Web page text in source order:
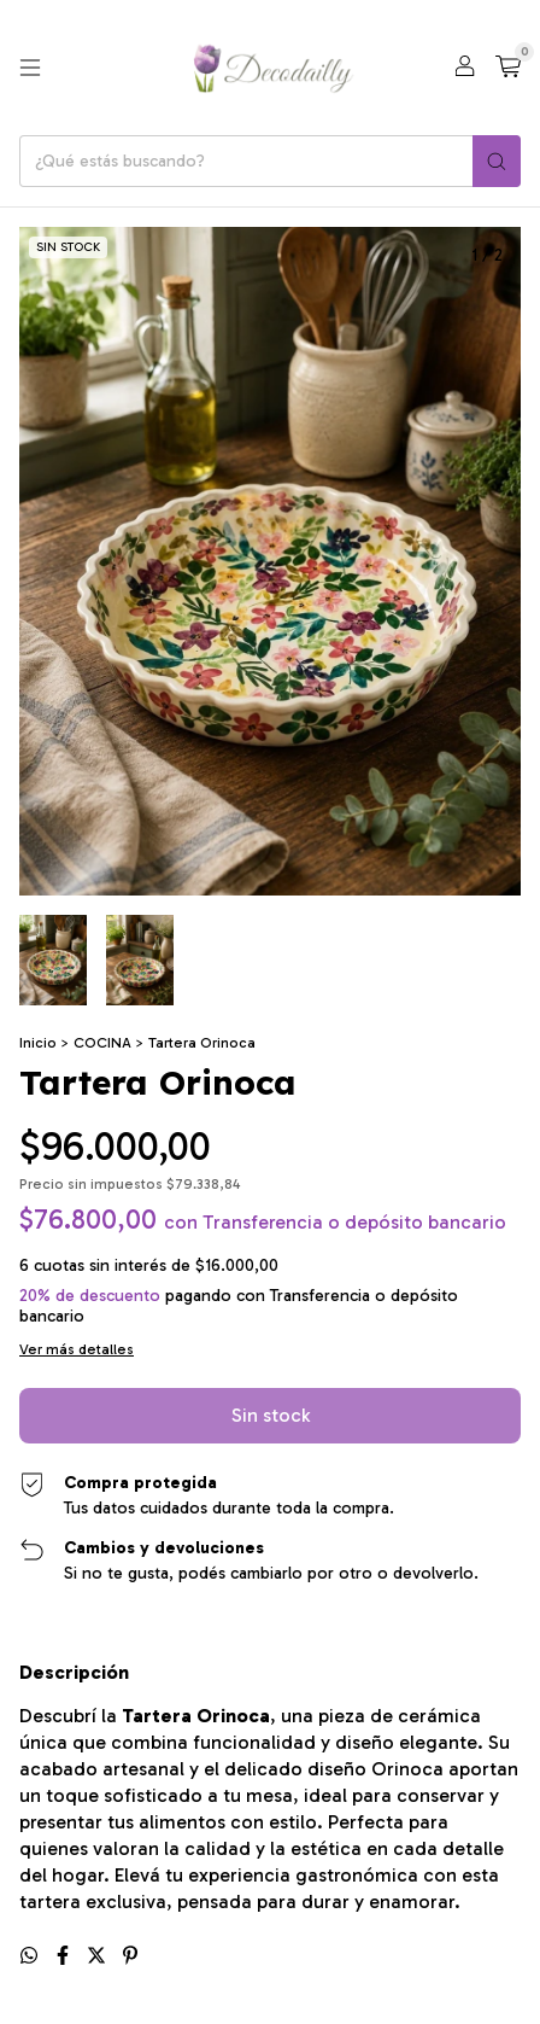
0
SIN STOCK 1 /2
Inicio > COCINA > Tartera Orinoca
Tartera Orinoca
$96.000,00
Precio sin impuestos $79.338,84
$76.800,00 con Transferencia o depósito bancario
6 cuotas sin interés de $16.000,00
20% de descuento pagando con Transferencia o depósito
bancario
Ver más detalles
Compra protegida
Tus datos cuidados durante toda la compra.
Cambios y devoluciones
Si no te gusta, podés cambiarlo por otro o devolverlo.
Descripción
Descubrí la Tartera Orinoca, una pieza de cerámica
única que combina funcionalidad y diseño elegante. Su
acabado artesanal y el delicado diseño Orinoca aportan
un toque sofisticado a tu mesa, ideal para conservar y
presentar tus alimentos con estilo. Perfecta para
quienes valoran la calidad y la estética en cada detalle
del hogar. Elevá tu experiencia gastronómica con esta
tartera exclusiva, pensada para durar y enamorar.